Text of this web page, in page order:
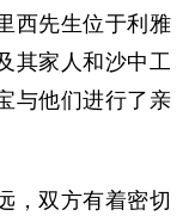
西先生位于利雅
其家人和沙中工
与他们进行了亲
双方有着密切